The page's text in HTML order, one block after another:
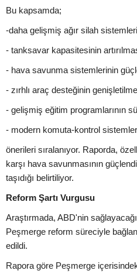
Bu kapsamda;
-daha gelişmiş ağır silah
- tanksavar kapasitesinin
- hava savunma sistemlerinin
- zırhlı araç desteğinin
- gelişmiş eğitim programlarının
- modern komuta-kontrol
önerileri sıralanıyor. Raporda,
karşı hava savunmasının
taşıdığı belirtiliyor.
Reform Şartı Vurgusu
Araştırmada, ABD'nin
Peşmerge reform süreciyle
edildi.
Rapora göre Peşmerge